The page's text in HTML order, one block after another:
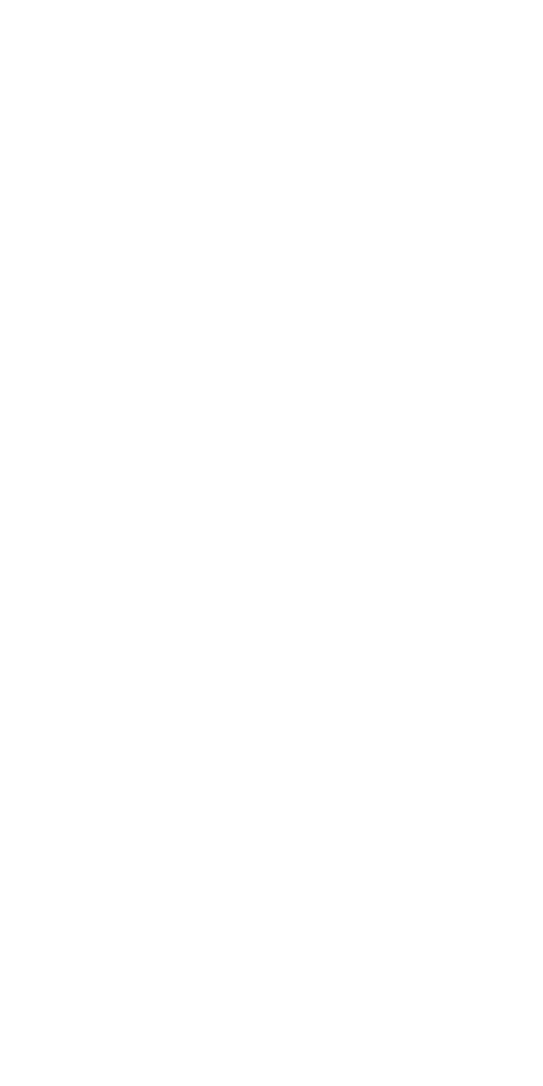
und Arbeitssituationen. Bei Aufgabenbearbeitungen über
kritische Folgen haben (z.B. Mensch-Maschine
Aufgaben zu entwickeln. Unser Anliegen ist es, einer
mittels transkutaner Vagusnervstimulation (tVNS) stimuliert
Schritt werden wir mit gezielten a priori Hypothesen und
der Eindämmung von Vigilanzminderung durch tVNS
ob tVNS Erregungsvigilanz stärken kann, insbesondere in
etablieren, um Aufmerksamkeitsverluste bei der Ausführung
can be surprisingly stuck in set, for example when they
and response conflict-tasks in healthy
show that it can be harder to let go from a shielding control
demands is further limited by the volatility and frequency of
cognitive mechanisms (e.g., the flexible (dis)engagement of
memory and learning by transcranial electrical brain
Because adaptive cognitive control shows a decline in
and predictors underlying enhancement of this process
of patients with deficits in self-control and disadvantageous
the underlying neural mechanisms and predictors of behavioral
induced neural network effects, their regional specificity, the
tDCS in health and disease.
applied dual-tasking demands in technical environments on the
perception and attentional control. Such action-perception
of multiple stimuli and responses. Especially in real-life and applied
visuo-spatial attentional region. This project builds on recent
the stimuli. This is a highly important step in this new research
be easily transferred to situations of multiple task
hand, the nearness of the hand to the stimulus will
presenting stimuli close to the hands will help to reduce
in three work-packages that include the investigation of the type
effect to applied and real-life dual-task scenarios using hand-
therefore not only provide important theoretical scientific
multitasking abilities in everyday and work life. For example, the
devices, tablet control), which are continuously implemented in
that cognitive processing is not independent of the body.
of attention to the area near the hand and enhances the
parameters relating to central switching operations, i.e.,task
of reconfiguration of task order switches. By measuring hand
role of action-perception interaction for determining cognitive
information concerning the flexibility of cognitive control for the
technical developments. Finally, we think that this project will
task sets.
and blocked from being processed in order to prevent
the individual from monitoring the environment for potentially
these complementary control processes is required, reflecting a
optimization, i.e., minimizing between-task interference
in dual tasking are not only determined by voluntary top-
enables the adoption of certain task processing modes. Three
task interference). The goal was to demonstrate that these
as “Lane Departure Warning Systems”, “Vehicle Headway
of reflexive response tendencies, which results in increased
signals impairing executive control or widening the scope of
response (S-R) links. In recent studies we could show that the
in information transmission from lower to higher cortices.